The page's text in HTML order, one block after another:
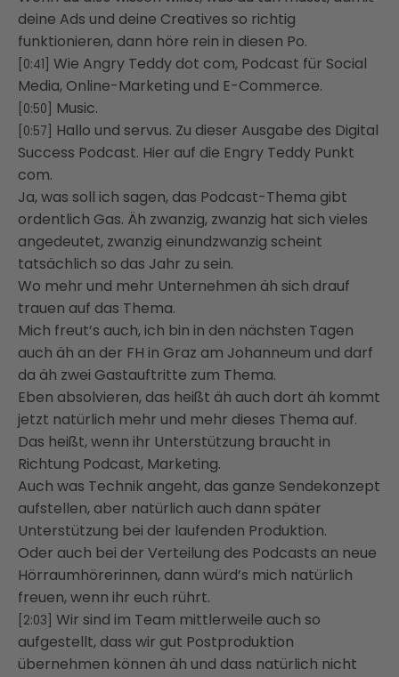
deine Ads und deine Creatives so richtig
funktionieren, dann höre rein in diesen Po.
[0:41] Wie Angry Teddy dot com, Podcast für Social
Media, Online-Marketing und E-Commerce.
[0:50] Music.
[0:57]
Hallo und servus. Zu dieser Ausgabe des Digital
Success Podcast. Hier auf die Engry Teddy Punkt
com.
Ja, was soll ich sagen, das Podcast-Thema gibt
ordentlich Gas. Äh zwanzig, zwanzig hat sich vieles
angedeutet, zwanzig einundzwanzig scheint
tatsächlich so das Jahr zu sein.
Wo mehr und mehr Unternehmen äh sich drauf
trauen auf das Thema.
Mich freut’s auch, ich bin in den nächsten Tagen
auch äh an der FH in Graz am Johanneum und darf
da äh zwei Gastauftritte zum Thema.
Eben absolvieren, das heißt äh auch dort äh kommt
jetzt natürlich mehr und mehr dieses Thema auf.
Das heißt, wenn ihr Unterstützung braucht in
Richtung Podcast, Marketing.
Auch was Technik angeht, das ganze Sendekonzept
aufstellen, aber natürlich auch dann später
Unterstützung bei der laufenden Produktion.
Oder auch bei der Verteilung des Podcasts an neue
Hörraumhörerinnen, dann würd’s mich natürlich
freuen, wenn ihr euch rührt.
[2:03] Wir sind im Team mittlerweile auch so
aufgestellt, dass wir gut Postproduktion
übernehmen können äh und dass natürlich nicht